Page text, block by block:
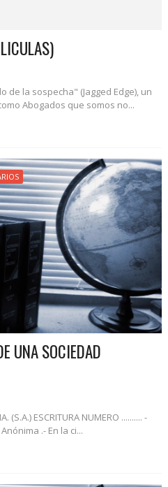
de la sospecha" (Jagged Edge), un
Abogados que somos no...
UNA SOCIEDAD
(S.A.) ESCRITURA NUMERO .......... -
.- En la ci...